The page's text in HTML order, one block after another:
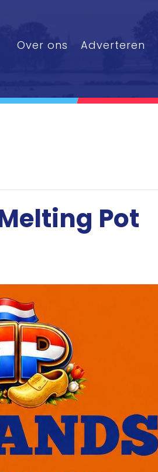
Over ons Adverteren
Pot